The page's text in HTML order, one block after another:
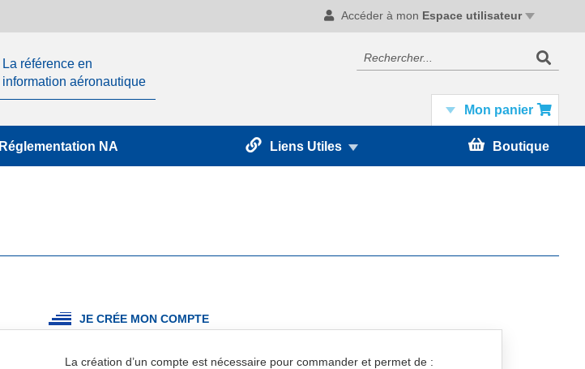
Accéder à mon Espace utilisateur
La référence en
information aéronautique
Mon panier
Réglementation NA Liens Utiles Boutique
JE CRÉE MON COMPTE
La création d’un compte est nécessaire pour commander et permet de :